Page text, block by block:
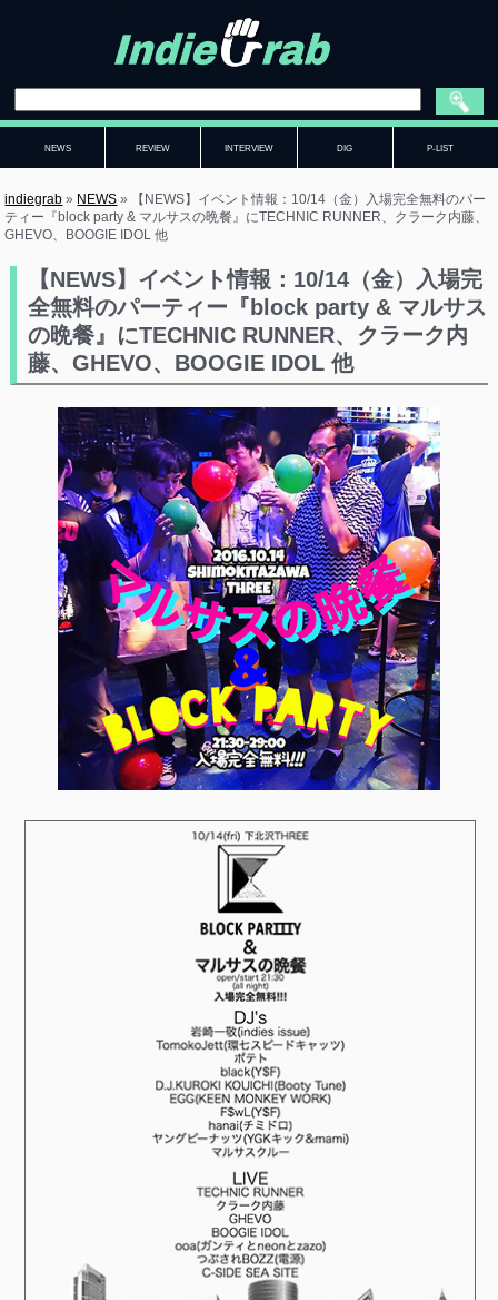
NEWS REVIEW INTERVIEW DIG P-LIST
indiegrab » NEWS »
【NEWS】イベント情報：10/14（金）入場完全無料のパー
ティー『block party & マルサスの晩餐』にTECHNIC RUNNER、クラーク内藤、
GHEVO、BOOGIE IDOL 他
【NEWS】イベント情報：10/14（金）入場完
全無料のパーティー『block party & マルサス
の晩餐』にTECHNIC RUNNER、クラーク内
藤、GHEVO、BOOGIE IDOL 他